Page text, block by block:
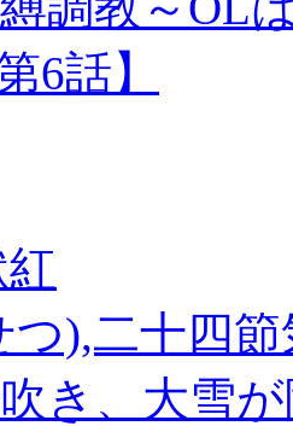
6話】
つ),二十四
き、大雪